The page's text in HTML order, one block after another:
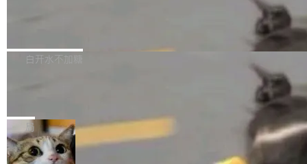
w 不要求标准普通话，方言识别覆盖粤语、吴语
容提供的字体时出现的几个问题 为避免音频加
质的最低采样率）的音频格式将被拒绝 修复了 C
SS 圆角虚线样式中可能存在的问题 如果表单中
的图像元素不在同一个子树中，则它们将不再关
发布的 Release Notes，他利用 AI 工具（如 Co
最强的若干项。对于尚未正式发版的 PG 19，则
通过拉取过去一年内（从 PG 18 Beta1 时间点
至今）的所有 commit，同样交由 AI 分析提炼。
白开水不加糖
维护工作一直与我的日常工作、家务、社交生活
和休闲娱乐竞争时间。" 这是 libexpat 维护者 S
ebastian Pipping 写在博客里的话。8 月 4 日，
局
Firefox 153.0.3 发布